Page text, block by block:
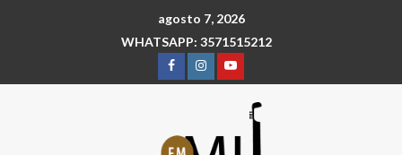
agosto 7, 2026
WHATSAPP: 3571515212